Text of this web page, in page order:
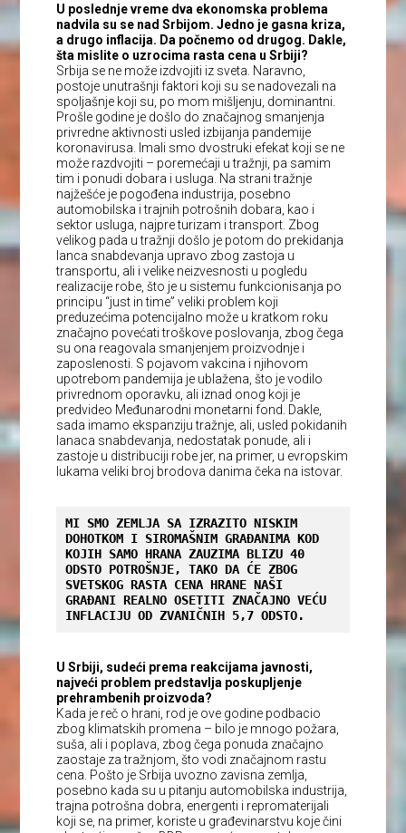
U poslednje vreme dva ekonomska problema
nadvila su se nad Srbijom. Jedno je gasna kriza,
a drugo inflacija. Da počnemo od drugog. Dakle,
šta mislite o uzrocima rasta cena u Srbiji?
Srbija se ne može izdvojiti iz sveta. Naravno,
postoje unutrašnji faktori koji su se nadovezali na
spoljašnje koji su, po mom mišljenju, dominantni.
Prošle godine je došlo do značajnog smanjenja
privredne aktivnosti usled izbijanja pandemije
koronavirusa. Imali smo dvostruki efekat koji se ne
može razdvojiti – poremećaji u tražnji, pa samim
tim i ponudi dobara i usluga. Na strani tražnje
najžešće je pogođena industrija, posebno
automobilska i trajnih potrošnih dobara, kao i
sektor usluga, najpre turizam i transport. Zbog
velikog pada u tražnji došlo je potom do prekidanja
lanca snabdevanja upravo zbog zastoja u
transportu, ali i velike neizvesnosti u pogledu
realizacije robe, što je u sistemu funkcionisanja po
principu “just in time” veliki problem koji
preduzećima potencijalno može u kratkom roku
značajno povećati troškove poslovanja, zbog čеga
su ona reagovala smanjenjem proizvodnje i
zaposlenosti. S pojavom vakcina i njihovom
upotrebom pandemija je ublažena, što je vodilo
privrednom oporavku, ali iznad onog koji je
predvideo Međunarodni monetarni fond. Dakle,
sada imamo ekspanziju tražnje, ali, usled pokidanih
lanaca snabdevanja, nedostatak ponude, ali i
zastoje u distribuciji robe jer, na primer, u evropskim
lukama veliki broj brodova danima čeka na istovar.
MI SMO ZEMLJA SA IZRAZITO NISKIM
DOHOTKOM I SIROMAŠNIM GRAĐANIMA KOD
KOJIH SAMO HRANA ZAUZIMA BLIZU 40
ODSTO POTROŠNJE, TAKO DA ĆE ZBOG
SVETSKOG RASTA CENA HRANE NAŠI
GRAĐANI REALNO OSETITI ZNAČAJNO VEĆU
INFLACIJU OD ZVANIČNIH 5,7 ODSTO.
U Srbiji, sudeći prema reakcijama javnosti,
najveći problem predstavlja poskupljenje
prehrambenih proizvoda?
Kada je reč o hrani, rod je ove godine podbacio
zbog klimatskih promena – bilo je mnogo požara,
suša, ali i poplava, zbog čega ponuda značajno
zaostaje za tražnjom, što vodi značajnom rastu
cena. Pošto je Srbija uvozno zavisna zemlja,
posebno kada su u pitanju automobilska industrija,
trajna potrošna dobra, energenti i repromaterijali
koji se, na primer, koriste u građevinarstvu koje čini